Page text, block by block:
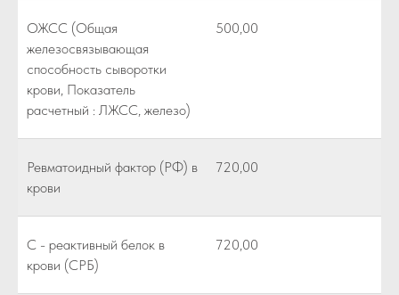
ОЖСС (Общая
железосвязывающая
способность сыворотки
крови, Показатель
расчетный : ЛЖСС, железо)
500,00
Ревматоидный фактор (РФ) в
крови
720,00
С - реактивный белок в
крови (СРБ)
720,00